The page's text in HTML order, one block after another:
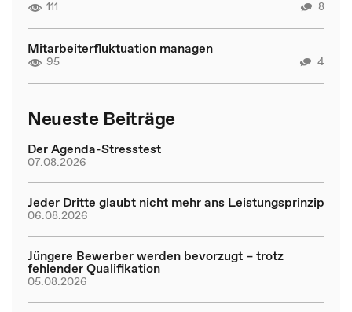
111 8
Mitarbeiterfluktuation managen
95 4
Neueste Beiträge
Der Agenda-Stresstest
07.08.2026
Jeder Dritte glaubt nicht mehr ans Leistungsprinzip
06.08.2026
Jüngere Bewerber werden bevorzugt – trotz
fehlender Qualifikation
05.08.2026